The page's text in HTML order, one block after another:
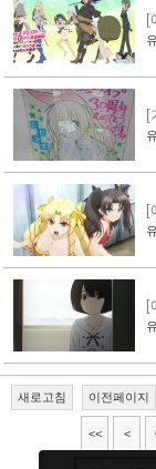
[
[
[
[
새로고침 이전페이지
<< <